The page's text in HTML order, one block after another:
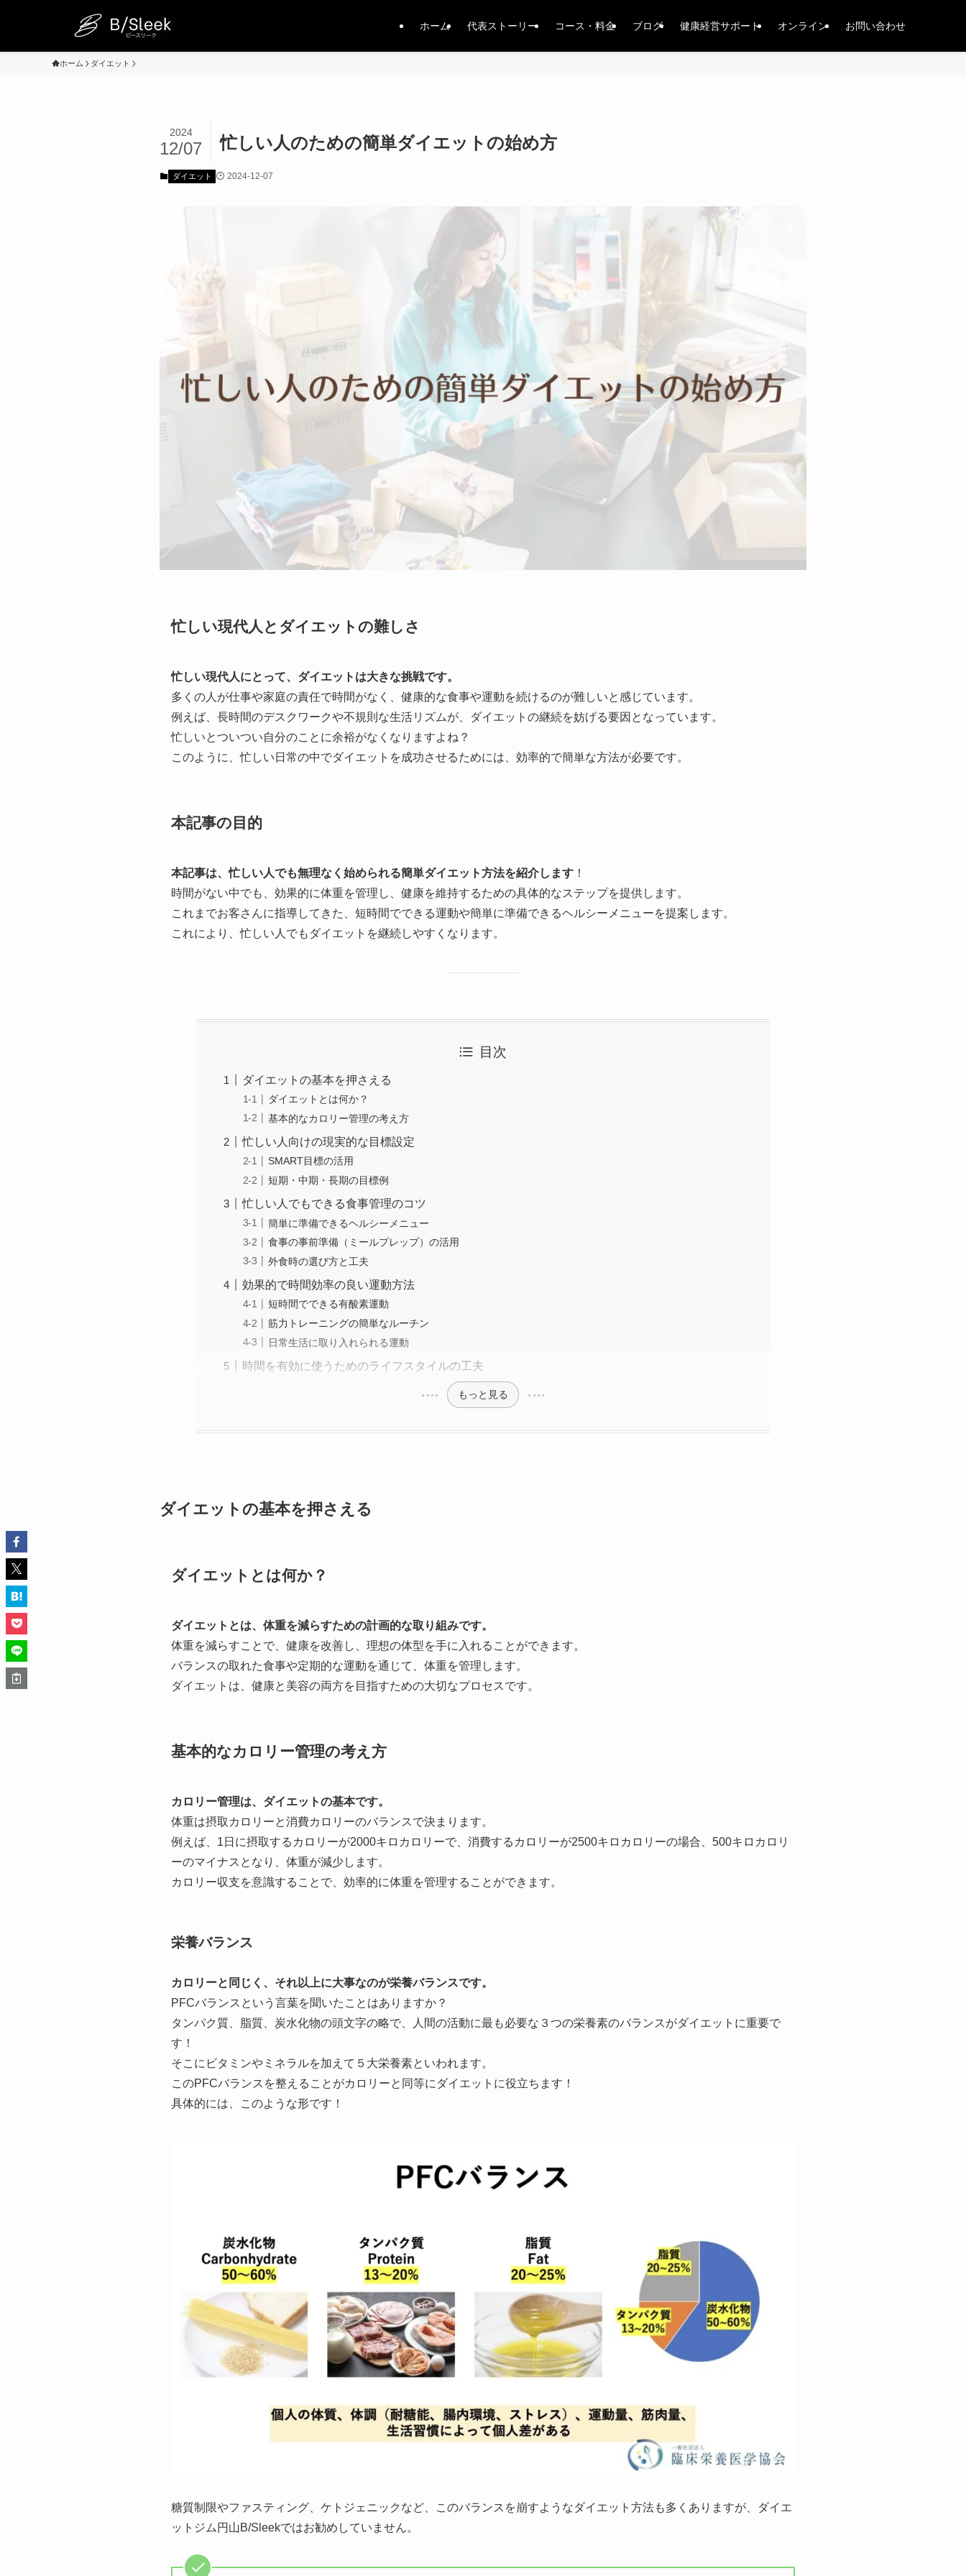
ホーム 代表ストーリー コース・料金 ブログ 健康経営サポート オンライン お問い合わせ
ホーム ダイエット
忙しい人のための簡単ダイエットの始め方
2024
12/07
ダイエット 2024-12-07
忙しい現代人とダイエットの難しさ
忙しい現代人にとって、ダイエットは大きな挑戦です。
多くの人が仕事や家庭の責任で時間がなく、健康的な食事や運動を続けるのが難しいと感じています。
例えば、長時間のデスクワークや不規則な生活リズムが、ダイエットの継続を妨げる要因となっています。
忙しいとついつい自分のことに余裕がなくなりますよね？
このように、忙しい日常の中でダイエットを成功させるためには、効率的で簡単な方法が必要です。
本記事の目的
本記事は、忙しい人でも無理なく始められる簡単ダイエット方法を紹介します ！
時間がない中でも、効果的に体重を管理し、健康を維持するための具体的なステップを提供します。
これまでお客さんに指導してきた、短時間でできる運動や簡単に準備できるヘルシーメニューを提案します。
これにより、忙しい人でもダイエットを継続しやすくなります。
目次
ダイエットの基本を押さえる
ダイエットとは何か？
基本的なカロリー管理の考え方
忙しい人向けの現実的な目標設定
SMART目標の活用
短期・中期・長期の目標例
忙しい人でもできる食事管理のコツ
簡単に準備できるヘルシーメニュー
食事の事前準備（ミールプレップ）の活用
外食時の選び方と工夫
効果的で時間効率の良い運動方法
短時間でできる有酸素運動
筋力トレーニングの簡単なルーチン
日常生活に取り入れられる運動
時間を有効に使うためのライフスタイルの工夫
もっと見る
ダイエットの基本を押さえる
ダイエットとは何か？
ダイエットとは、体重を減らすための計画的な取り組みです。
体重を減らすことで、健康を改善し、理想の体型を手に入れることができます。
バランスの取れた食事や定期的な運動を通じて、体重を管理します。
ダイエットは、健康と美容の両方を目指すための大切なプロセスです。
基本的なカロリー管理の考え方
カロリー管理は、ダイエットの基本です。
体重は摂取カロリーと消費カロリーのバランスで決まります。
例えば、1日に摂取するカロリーが2000キロカロリーで、消費するカロリーが2500キロカロリーの場合、500キロカロリ
ーのマイナスとなり、体重が減少します。
カロリー収支を意識することで、効率的に体重を管理することができます。
栄養バランス
カロリーと同じく、それ以上に大事なのが栄養バランスです。
PFCバランスという言葉を聞いたことはありますか？
タンパク質、脂質、炭水化物の頭文字の略で、人間の活動に最も必要な３つの栄養素のバランスがダイエットに重要で
す！
そこにビタミンやミネラルを加えて５大栄養素といわれます。
このPFCバランスを整えることがカロリーと同等にダイエットに役立ちます！
具体的には、このような形です！
糖質制限やファスティング、ケトジェニックなど、このバランスを崩すようなダイエット方法も多くありますが、ダイエ
ットジム円山B/Sleekではお勧めしていません。